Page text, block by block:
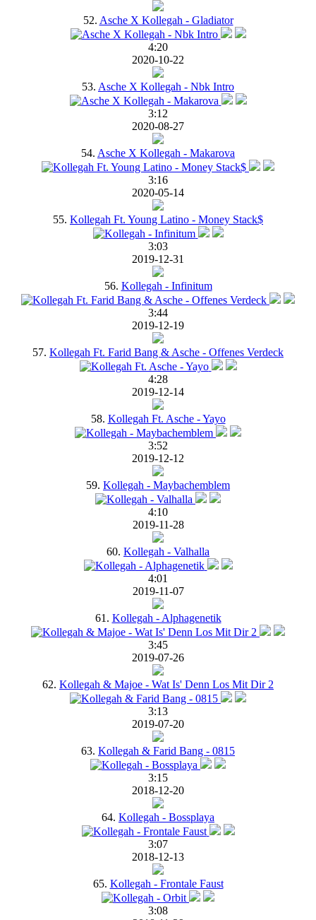
52. Asche X Kollegah - Gladiator
4:20
2020-10-22
53. Asche X Kollegah - Nbk Intro
3:12
2020-08-27
54. Asche X Kollegah - Makarova
3:16
2020-05-14
55. Kollegah Ft. Young Latino - Money Stack$
3:03
2019-12-31
56. Kollegah - Infinitum
3:44
2019-12-19
57. Kollegah Ft. Farid Bang & Asche - Offenes Verdeck
4:28
2019-12-14
58. Kollegah Ft. Asche - Yayo
3:52
2019-12-12
59. Kollegah - Maybachemblem
4:10
2019-11-28
60. Kollegah - Valhalla
4:01
2019-11-07
61. Kollegah - Alphagenetik
3:45
2019-07-26
62. Kollegah & Majoe - Wat Is' Denn Los Mit Dir 2
3:13
2019-07-20
63. Kollegah & Farid Bang - 0815
3:15
2018-12-20
64. Kollegah - Bossplaya
3:07
2018-12-13
65. Kollegah - Frontale Faust
3:08